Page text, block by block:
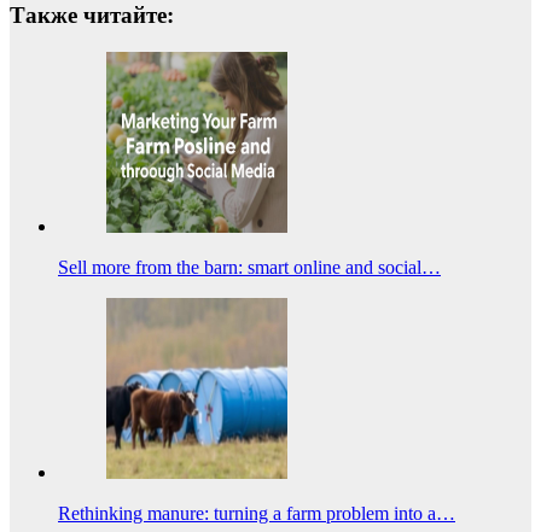
Также читайте:
Sell more from the barn: smart online and social…
Rethinking manure: turning a farm problem into a…